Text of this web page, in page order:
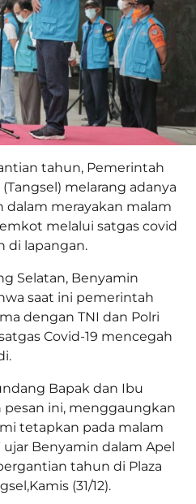
tahun, Pemerintah
melarang adanya
dalam merayakan malam
melalui satgas covid
di lapangan.
Selatan, Benyamin
saat ini pemerintah
dengan TNI dan Polri
Covid-19 mencegah
Bapak dan Ibu
ini, menggaungkan
tetapkan pada malam
Benyamin dalam Apel
tahun di Plaza
(31/12).